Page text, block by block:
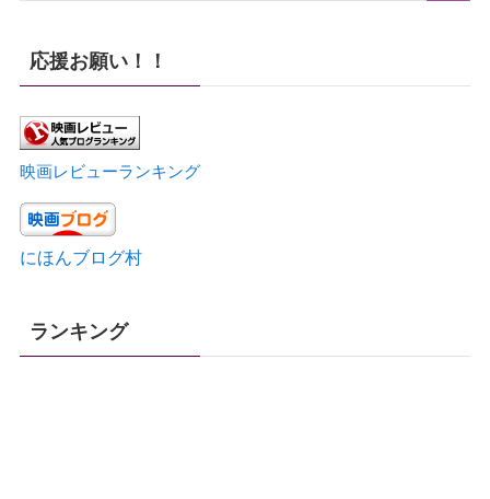
応援お願い！！
映画レビューランキング
にほんブログ村
ランキング